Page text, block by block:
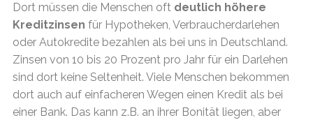
Dort müssen die Menschen oft deutlich höhere
Kreditzinsen für Hypotheken, Verbraucherdarlehen
oder Autokredite bezahlen als bei uns in Deutschland.
Zinsen von 10 bis 20 Prozent pro Jahr für ein Darlehen
sind dort keine Seltenheit. Viele Menschen bekommen
dort auch auf einfacheren Wegen einen Kredit als bei
einer Bank. Das kann z.B. an ihrer Bonität liegen, aber